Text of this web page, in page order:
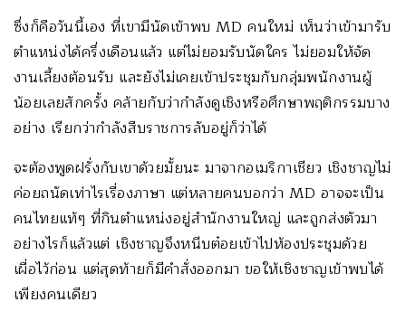
ซึ่งก็คือวันนี้เอง ที่เขามีนัดเข้าพบ MD คนใหม่ เห็นว่าเข้ามารับ
ตำแหน่งได้ครึ่งเดือนแล้ว แต่ไม่ยอมรับนัดใคร ไม่ยอมให้จัด
งานเลี้ยงต้อนรับ และยังไม่เคยเข้าประชุมกับกลุ่มพนักงานผู้
น้อยเลยสักครั้ง คล้ายกับว่ากำลังดูเชิงหรือศึกษาพฤติกรรมบาง
อย่าง เรียกว่ากำลังสืบราชการลับอยู่ก็ว่าได้
จะต้องพูดฝรั่งกับเขาด้วยมั้ยนะ มาจากอเมริกาเชียว เชิงชาญไม่
ค่อยถนัดเท่าไรเรื่องภาษา แต่หลายคนบอกว่า MD อาจจะเป็น
คนไทยแท้ๆ ที่กินตำแหน่งอยู่สำนักงานใหญ่ และถูกส่งตัวมา
อย่างไรก็แล้วแต่ เชิงชาญจึงหนีบต๋อยเข้าไปห้องประชุมด้วย
เผื่อไว้ก่อน แต่สุดท้ายก็มีคำสั่งออกมา ขอให้เชิงชาญเข้าพบได้
เพียงคนเดียว